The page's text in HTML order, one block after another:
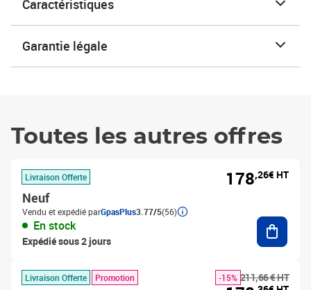
Caractéristiques
Garantie légale
Toutes les autres offres
Livraison Offerte
Neuf
Vendu et expédié parGpasPlus3.77/5(56)
En stock
Expédié sous 2 jours
178,26€ HT
Livraison Offerte Promotion 211,66 € HT
-15%